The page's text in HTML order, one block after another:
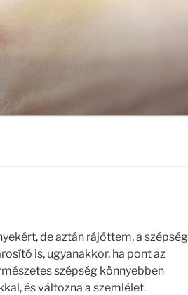
de aztán rájöttem, a szépség
is, ugyanakkor, ha pont az
szépség könnyebben
és változna a szemlélet.